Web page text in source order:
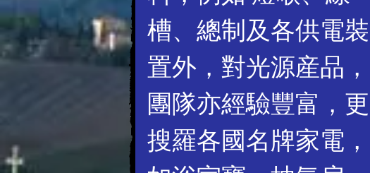
槽、總制及各供電裝
置外，對光源産品，
團隊亦經驗豐富，更
搜羅各國名牌家電，